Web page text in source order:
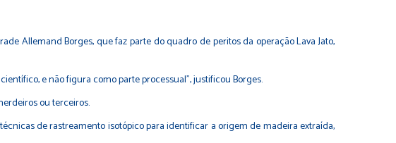
Allemand Borges, que faz parte do quadro de peritos da operação Lava Jato,
e não figura como parte processual”, justificou Borges.
ou terceiros.
de rastreamento isotópico para identificar a origem de madeira extraída,